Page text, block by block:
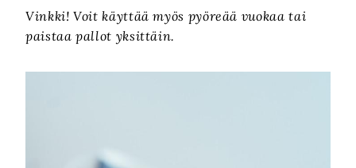
Vinkki! Voit käyttää myös pyöreää vuokaa tai
paistaa pallot yksittäin.